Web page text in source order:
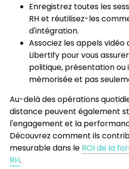
Enregistrez toutes les
RH et réutilisez-les
d'intégration.
Associez les appels vidéo
Libertify pour vous
politique, présentation
mémorisée et pas
Au-delà des opérations
distance peuvent également
l'engagement et la
Découvrez comment ils
mesurable dans le ROI de la
RH.